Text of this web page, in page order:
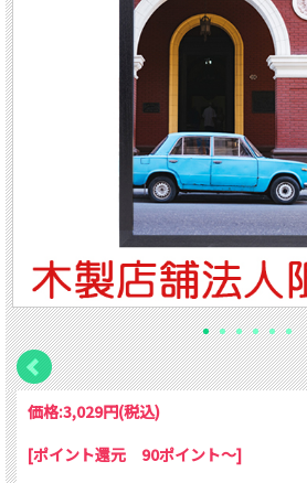
価格:3,029円(税込)
[ポイント還元 90ポイント～]